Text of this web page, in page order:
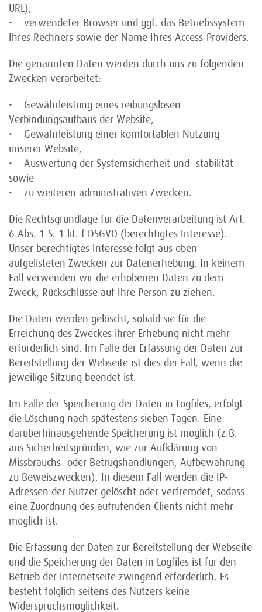
URL),
• verwendeter Browser und ggf. das Betriebssystem
Ihres Rechners sowie der Name Ihres Access-Providers.
Die genannten Daten werden durch uns zu folgenden
Zwecken verarbeitet:
• Gewährleistung eines reibungslosen
Verbindungsaufbaus der Website,
• Gewährleistung einer komfortablen Nutzung
unserer Website,
• Auswertung der Systemsicherheit und -stabilität
sowie
• zu weiteren administrativen Zwecken.
Die Rechtsgrundlage für die Datenverarbeitung ist Art.
6 Abs. 1 S. 1 lit. f DSGVO (berechtigtes Interesse).
Unser berechtigtes Interesse folgt aus oben
aufgelisteten Zwecken zur Datenerhebung. In keinem
Fall verwenden wir die erhobenen Daten zu dem
Zweck, Rückschlüsse auf Ihre Person zu ziehen.
Die Daten werden gelöscht, sobald sie für die
Erreichung des Zweckes ihrer Erhebung nicht mehr
erforderlich sind. Im Falle der Erfassung der Daten zur
Bereitstellung der Webseite ist dies der Fall, wenn die
jeweilige Sitzung beendet ist.
Im Falle der Speicherung der Daten in Logfiles, erfolgt
die Löschung nach spätestens sieben Tagen. Eine
darüberhinausgehende Speicherung ist möglich (z.B.
aus Sicherheitsgründen, wie zur Aufklärung von
Missbrauchs- oder Betrugshandlungen, Aufbewahrung
zu Beweiszwecken). In diesem Fall werden die IP-
Adressen der Nutzer gelöscht oder verfremdet, sodass
eine Zuordnung des aufrufenden Clients nicht mehr
möglich ist.
Die Erfassung der Daten zur Bereitstellung der Webseite
und die Speicherung der Daten in Logfiles ist für den
Betrieb der Internetseite zwingend erforderlich. Es
besteht folglich seitens des Nutzers keine
Widerspruchsmöglichkeit.